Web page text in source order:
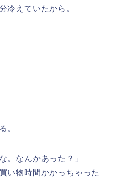
冷えていたから。
。
。なんかあった？」
い物時間かかっちゃった